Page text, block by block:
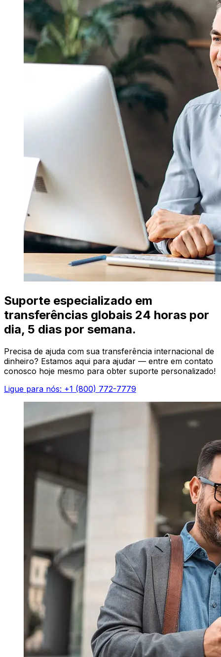
Suporte especializado em
transferências globais 24 horas por
dia, 5 dias por semana.
Precisa de ajuda com sua transferência internacional de
dinheiro? Estamos aqui para ajudar — entre em contato
conosco hoje mesmo para obter suporte personalizado!
Ligue para nós: +1 (800) 772-7779